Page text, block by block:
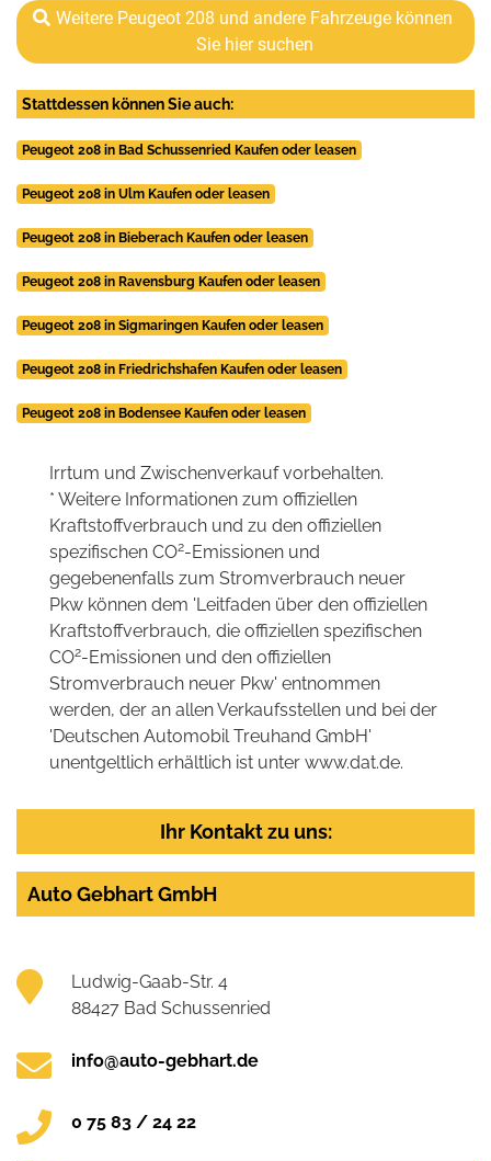
Weitere Peugeot 208 und andere Fahrzeuge können
Sie hier suchen
Stattdessen können Sie auch:
Peugeot 208 in Bad Schussenried Kaufen oder leasen
Peugeot 208 in Ulm Kaufen oder leasen
Peugeot 208 in Bieberach Kaufen oder leasen
Peugeot 208 in Ravensburg Kaufen oder leasen
Peugeot 208 in Sigmaringen Kaufen oder leasen
Peugeot 208 in Friedrichshafen Kaufen oder leasen
Peugeot 208 in Bodensee Kaufen oder leasen
Irrtum und Zwischenverkauf vorbehalten.
* Weitere Informationen zum offiziellen
Kraftstoffverbrauch und zu den offiziellen
spezifischen CO2-Emissionen und
gegebenenfalls zum Stromverbrauch neuer
Pkw können dem 'Leitfaden über den offiziellen
Kraftstoffverbrauch, die offiziellen spezifischen
CO2-Emissionen und den offiziellen
Stromverbrauch neuer Pkw' entnommen
werden, der an allen Verkaufsstellen und bei der
'Deutschen Automobil Treuhand GmbH'
unentgeltlich erhältlich ist unter www.dat.de.
Ihr Kontakt zu uns:
Auto Gebhart GmbH
Ludwig-Gaab-Str. 4
88427 Bad Schussenried
info@auto-gebhart.de
0 75 83 / 24 22